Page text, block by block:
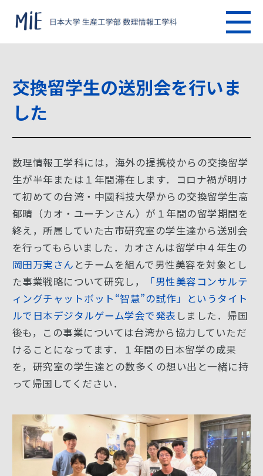
交換留学生の送別会を行いま
した
数理情報工学科には，海外の提携校からの交換留学
生が半年または１年間滞在します．コロナ禍が明け
て初めての台湾・中國科技大學からの交換留学生高
郁晴（カオ・ユーチンさん）が１年間の留学期間を
終え，所属していた古市研究室の学生達から送別会
を行ってもらいました．カオさんは留学中４年生の
岡田万実さん とチームを組んで男性美容を対象とし
た事業戦略について研究し，
「男性美容コンサルテ
ィングチャットボット“智慧”の試作」というタイト
ルで日本デジタルゲーム学会で発表 しました．帰国
後も，この事業については台湾から協力していただ
けることになってます．１年間の日本留学の成果
を，研究室の学生達との数多くの想い出と一緒に持
って帰国してください．